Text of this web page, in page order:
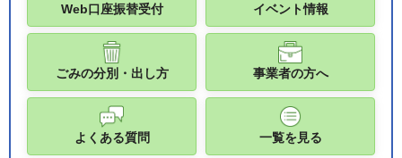
Web口座振替受付 イベント情報
ごみの分別・出し方 事業者の方へ
よくある質問 一覧を見る